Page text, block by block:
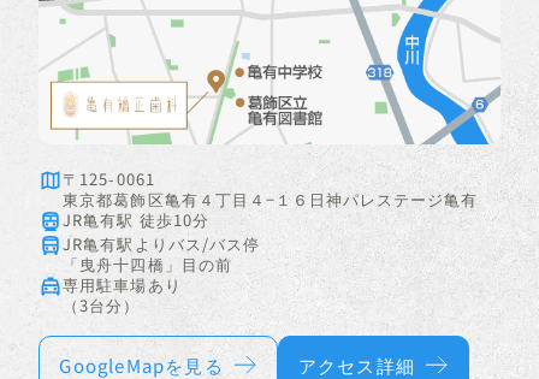
〒125-0061
東京都葛飾区亀有４丁目４−１６日神パレステージ亀有
JR亀有駅 徒歩10分
JR亀有駅よりバス/バス停
「曳舟十四橋」目の前
専用駐車場あり
（3台分）
GoogleMapを見る アクセス詳細